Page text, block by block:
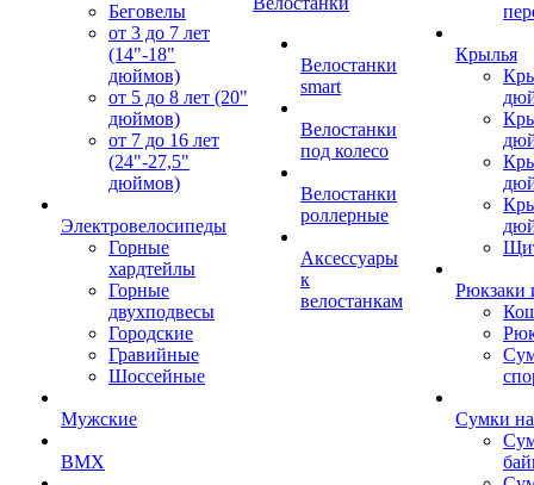
Беговелы
от 3 до 7 лет
(14"-18"
дюймов)
от 5 до 8 лет (20"
дюймов)
от 7 до 16 лет
(24"-27,5"
дюймов)
Электровелосипеды
Горные
хардтейлы
Горные
двухподвесы
Городские
Гравийные
Шоссейные
Мужские
BMX
Велостанки
smart
Велостанки
под колесо
Велостанки
роллерные
Аксессуары
к
велостанкам
Крылья
Рюкзаки
Сумки